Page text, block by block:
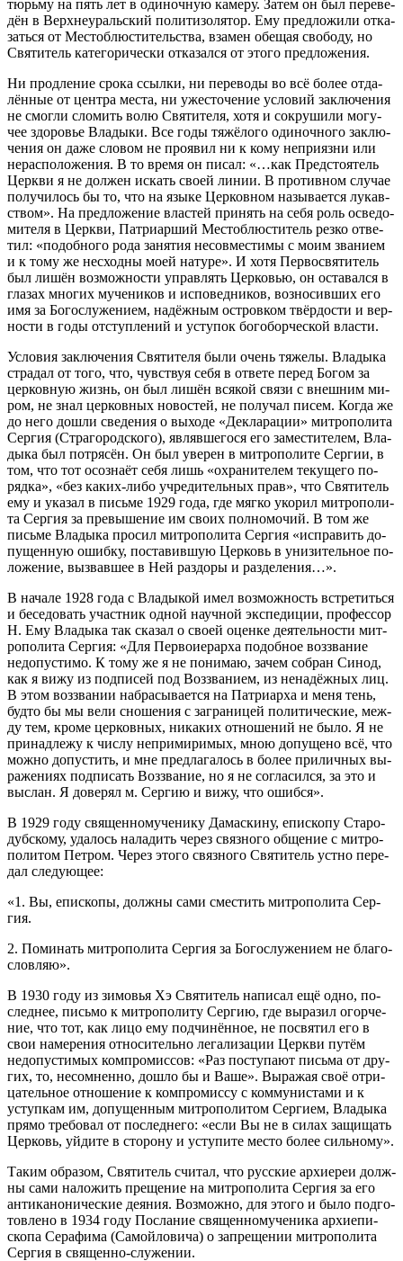
тюрь­му на пять лет в оди­ноч­ную ка­ме­ру. За­тем он был пе­ре­ве­
дён в Верх­не­ураль­ский по­ли­ти­зо­ля­тор. Ему пред­ло­жи­ли от­ка­
зать­ся от Ме­сто­блю­сти­тель­ства, вза­мен обе­щая сво­бо­ду, но
Свя­ти­тель ка­те­го­ри­че­ски от­ка­зал­ся от это­го пред­ло­же­ния.
Ни про­дле­ние сро­ка ссыл­ки, ни пе­ре­во­ды во всё бо­лее от­да­
лён­ные от цен­тра ме­ста, ни уже­сто­че­ние усло­вий за­клю­че­ния
не смог­ли сло­мить во­лю Свя­ти­те­ля, хо­тя и со­кру­ши­ли мо­гу­
чее здо­ро­вье Вла­ды­ки. Все го­ды тя­жё­ло­го оди­ноч­но­го за­клю­
че­ния он да­же сло­вом не про­явил ни к ко­му непри­яз­ни или
нерас­по­ло­же­ния. В то вре­мя он пи­сал: «…как Пред­сто­я­тель
Церк­ви я не дол­жен ис­кать сво­ей ли­нии. В про­тив­ном слу­чае
по­лу­чи­лось бы то, что на язы­ке Цер­ков­ном на­зы­ва­ет­ся лу­кав­
ством». На пред­ло­же­ние вла­стей при­нять на се­бя роль осве­до­
ми­те­ля в Церк­ви, Пат­ри­ар­ший Ме­сто­блю­сти­тель рез­ко от­ве­
тил: «по­доб­но­го ро­да за­ня­тия несов­ме­сти­мы с мо­им зва­ни­ем
и к то­му же несход­ны мо­ей на­ту­ре». И хо­тя Пер­во­свя­ти­тель
был ли­шён воз­мож­но­сти управ­лять Цер­ко­вью, он оста­вал­ся в
гла­зах мно­гих му­че­ни­ков и ис­по­вед­ни­ков, воз­но­сив­ших его
имя за Бо­го­слу­же­ни­ем, на­дёж­ным ост­ров­ком твёр­до­сти и вер­
но­сти в го­ды от­ступ­ле­ний и усту­пок бо­го­бор­че­ской вла­сти.
Усло­вия за­клю­че­ния Свя­ти­те­ля бы­ли очень тя­же­лы. Вла­ды­ка
стра­дал от то­го, что, чув­ствуя се­бя в от­ве­те пе­ред Бо­гом за
цер­ков­ную жизнь, он был ли­шён вся­кой свя­зи с внеш­ним ми­
ром, не знал цер­ков­ных но­во­стей, не по­лу­чал пи­сем. Ко­гда же
до него до­шли све­де­ния о вы­хо­де «Де­кла­ра­ции» мит­ро­по­ли­та
Сер­гия (Стра­го­род­ско­го), яв­ляв­ше­го­ся его за­ме­сти­те­лем, Вла­
ды­ка был по­тря­сён. Он был уве­рен в мит­ро­по­ли­те Сер­гии, в
том, что тот осо­зна­ёт се­бя лишь «охра­ни­те­лем те­ку­ще­го по­
ряд­ка», «без ка­ких-ли­бо учре­ди­тель­ных прав», что Свя­ти­тель
ему и ука­зал в пись­ме 1929 го­да, где мяг­ко уко­рил мит­ро­по­ли­
та Сер­гия за пре­вы­ше­ние им сво­их пол­но­мо­чий. В том же
пись­ме Вла­ды­ка про­сил мит­ро­по­ли­та Сер­гия «ис­пра­вить до­
пу­щен­ную ошиб­ку, по­ста­вив­шую Цер­ковь в уни­зи­тель­ное по­
ло­же­ние, вы­звав­шее в Ней раз­до­ры и раз­де­ле­ния…».
В на­ча­ле 1928 го­да с Вла­ды­кой имел воз­мож­ность встре­тить­ся
и бе­се­до­вать участ­ник од­ной на­уч­ной экс­пе­ди­ции, про­фес­сор
Н. Ему Вла­ды­ка так ска­зал о сво­ей оцен­ке де­я­тель­но­сти мит­
ро­по­ли­та Сер­гия: «Для Пер­во­и­е­рар­ха по­доб­ное воз­зва­ние
недо­пу­сти­мо. К то­му же я не по­ни­маю, за­чем со­бран Си­нод,
как я ви­жу из под­пи­сей под Воз­зва­ни­ем, из нена­дёж­ных лиц.
В этом воз­зва­нии на­бра­сы­ва­ет­ся на Пат­ри­ар­ха и ме­ня тень,
буд­то бы мы ве­ли сно­ше­ния с за­гра­ни­цей по­ли­ти­че­ские, меж­
ду тем, кро­ме цер­ков­ных, ни­ка­ких от­но­ше­ний не бы­ло. Я не
при­над­ле­жу к чис­лу непри­ми­ри­мых, мною до­пу­ще­но всё, что
мож­но до­пу­стить, и мне пред­ла­га­лось в бо­лее при­лич­ных вы­
ра­же­ни­ях под­пи­сать Воз­зва­ние, но я не со­гла­сил­ся, за это и
вы­слан. Я до­ве­рял м. Сер­гию и ви­жу, что ошиб­ся».
В 1929 го­ду свя­щен­но­му­че­ни­ку Да­мас­ки­ну, епи­ско­пу Ста­ро­
дуб­ско­му, уда­лось на­ла­дить через связ­но­го об­ще­ние с мит­ро­
по­ли­том Пет­ром. Через это­го связ­но­го Свя­ти­тель уст­но пе­ре­
дал сле­ду­ю­щее:
«1. Вы, епи­ско­пы, долж­ны са­ми сме­стить мит­ро­по­ли­та Сер­
гия.
2. По­ми­нать мит­ро­по­ли­та Сер­гия за Бо­го­слу­же­ни­ем не бла­го­
слов­ляю».
В 1930 го­ду из зи­мо­вья Хэ Свя­ти­тель на­пи­сал ещё од­но, по­
след­нее, пись­мо к мит­ро­по­ли­ту Сер­гию, где вы­ра­зил огор­че­
ние, что тот, как ли­цо ему под­чи­нён­ное, не по­свя­тил его в
свои на­ме­ре­ния от­но­си­тель­но ле­га­ли­за­ции Церк­ви пу­тём
недо­пу­сти­мых ком­про­мис­сов: «Раз по­сту­па­ют пись­ма от дру­
гих, то, несо­мнен­но, до­шло бы и Ва­ше». Вы­ра­жая своё от­ри­
ца­тель­ное от­но­ше­ние к ком­про­мис­су с ком­му­ни­ста­ми и к
уступ­кам им, до­пу­щен­ным мит­ро­по­ли­том Сер­ги­ем, Вла­ды­ка
пря­мо тре­бо­вал от по­след­не­го: «ес­ли Вы не в си­лах за­щи­щать
Цер­ковь, уй­ди­те в сто­ро­ну и усту­пи­те ме­сто бо­лее силь­но­му».
Та­ким об­ра­зом, Свя­ти­тель счи­тал, что рус­ские ар­хи­ереи долж­
ны са­ми на­ло­жить пре­ще­ние на мит­ро­по­ли­та Сер­гия за его
ан­ти­ка­но­ни­че­ские де­я­ния. Воз­мож­но, для это­го и бы­ло под­го­
тов­ле­но в 1934 го­ду По­сла­ние свя­щен­но­му­че­ни­ка ар­хи­епи­
ско­па Се­ра­фи­ма (Са­мой­ло­ви­ча) о за­пре­ще­нии мит­ро­по­ли­та
Сер­гия в свя­щен­но-слу­же­нии.